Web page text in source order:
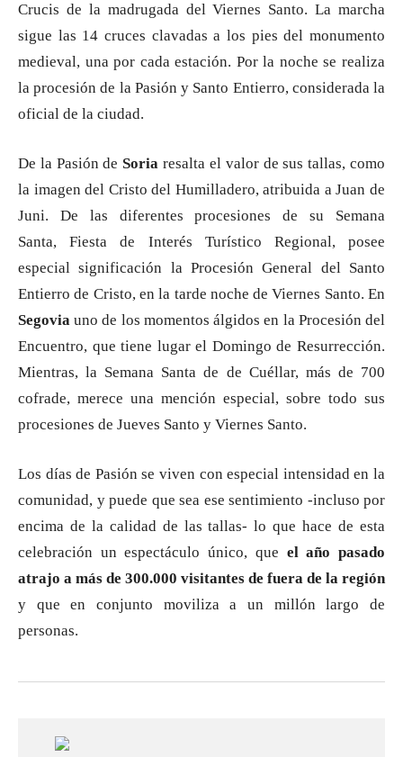
Crucis de la madrugada del Viernes Santo. La marcha
sigue las 14 cruces clavadas a los pies del monumento
medieval, una por cada estación. Por la noche se realiza
la procesión de la Pasión y Santo Entierro, considerada la
oficial de la ciudad.
De la Pasión de Soria resalta el valor de sus tallas, como
la imagen del Cristo del Humilladero, atribuida a Juan de
Juni. De las diferentes procesiones de su Semana
Santa, Fiesta de Interés Turístico Regional, posee
especial significación la Procesión General del Santo
Entierro de Cristo, en la tarde noche de Viernes Santo. En
Segovia uno de los momentos álgidos en la Procesión del
Encuentro, que tiene lugar el Domingo de Resurrección.
Mientras, la Semana Santa de de Cuéllar, más de 700
cofrade, merece una mención especial, sobre todo sus
procesiones de Jueves Santo y Viernes Santo.
Los días de Pasión se viven con especial intensidad en la
comunidad, y puede que sea ese sentimiento -incluso por
encima de la calidad de las tallas- lo que hace de esta
celebración un espectáculo único, que el año pasado
atrajo a más de 300.000 visitantes de fuera de la región
y que en conjunto moviliza a un millón largo de
personas.